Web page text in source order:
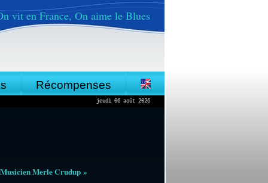
vit en France, On aime le Blues
Récompenses
jeudi 06 août 2026
Merle Crudup »